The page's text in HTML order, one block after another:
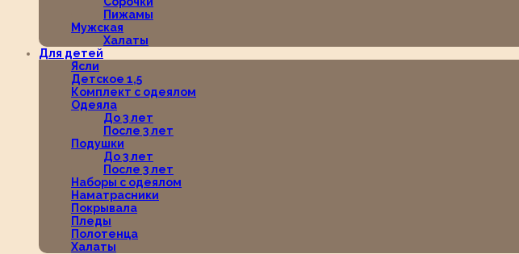
Пижамы
Мужская
Халаты
Для детей
Ясли
Детское 1,5
Комплект с одеялом
Одеяла
До 3 лет
После 3 лет
Подушки
До 3 лет
После 3 лет
Наборы с одеялом
Наматрасники
Покрывала
Пледы
Полотенца
Халаты